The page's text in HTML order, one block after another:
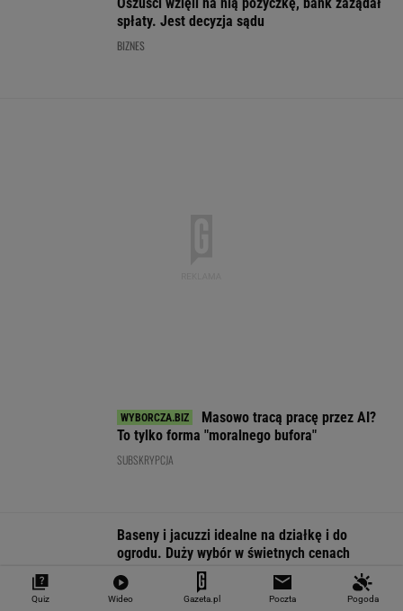
niebo w scenę niezwykłych widowisk
BIZNES
Quiz Wideo Gazeta.pl Poczta Pogoda